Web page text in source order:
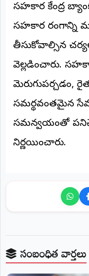
లాగిన్
(Login)
©
2026
NEWS
క్షణం
పక్షం
సహకార కేంద్ర
సహకార రంగాన్ని
తీసుకోవాల్సిన
వెల్లడించారు.
మెరుగుపర్చడం,
సమర్థవంతమైన
సమన్వయంతో
నిర్ణయించారు.
సంబంధిత వార్తలు